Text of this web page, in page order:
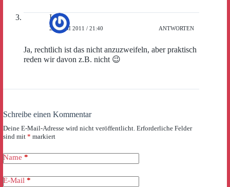
Isa
29. JUNI 2011 / 21:40 ANTWORTEN
Ja, rechtlich ist das nicht anzuzweifeln, aber praktisch
reden wir davon z.B. nicht 😉
Schreibe einen Kommentar
Deine E-Mail-Adresse wird nicht veröffentlicht. Erforderliche Felder
sind mit * markiert
Name *
E-Mail *